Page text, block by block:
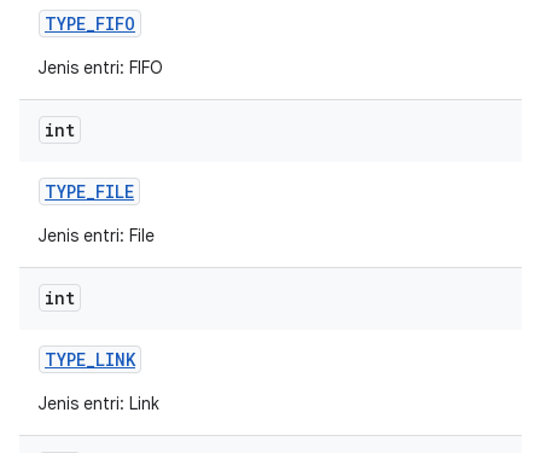
TYPE_FIFO
Jenis entri: FIFO
int
TYPE_FILE
Jenis entri: File
int
TYPE_LINK
Jenis entri: Link